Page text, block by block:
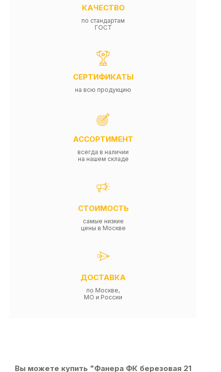
КАЧЕСТВО
по стандартам
ГОСТ
СЕРТИФИКАТЫ
на всю продукцию
АССОРТИМЕНТ
всегда в наличии
на нашем складе
СТОИМОСТЬ
самые низкие
цены в Москве
ДОСТАВКА
по Москве,
МО и России
Вы можете купить "Фанера ФК березовая 21